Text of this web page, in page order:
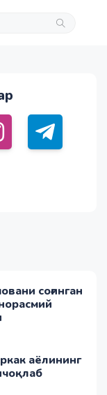
соғинган
аёлининг